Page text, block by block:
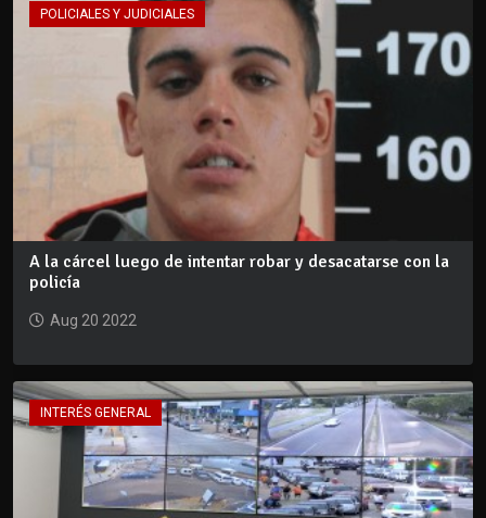
POLICIALES Y JUDICIALES
A la cárcel luego de intentar robar y desacatarse con la
policía
Aug 20 2022
INTERÉS GENERAL